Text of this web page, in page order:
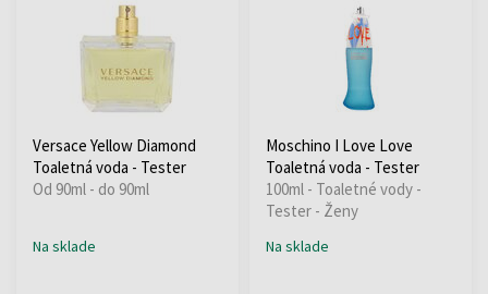
Versace Yellow Diamond
Toaletná voda - Tester
Od 90ml - do 90ml
Na sklade
Moschino I Love Love
Toaletná voda - Tester
100ml - Toaletné vody -
Tester - Ženy
Na sklade